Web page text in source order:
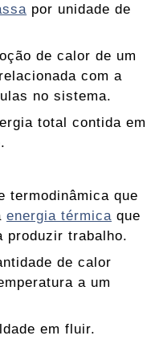
por unidade de
de calor de um
com a
no sistema.
total contida em
termodinâmica que
energia térmica que
produzir trabalho.
de calor
a um
em fluir.